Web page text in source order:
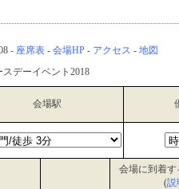
- 座席表 - 会場HP - アクセス - 地図
デーイベント2018
会場駅
会場に到着
(説